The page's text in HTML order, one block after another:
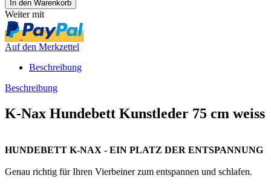
Weiter mit
Auf den Merkzettel
Beschreibung
Beschreibung
K-Nax Hundebett Kunstleder 75 cm weiss
HUNDEBETT K-NAX - EIN PLATZ DER ENTSPANNUNG
Genau richtig für Ihren Vierbeiner zum entspannen und schlafen.